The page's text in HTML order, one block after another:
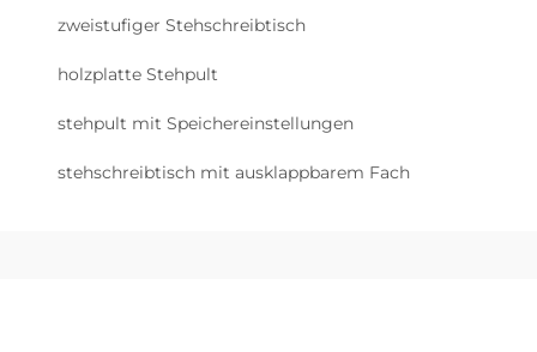
zweistufiger Stehschreibtisch
holzplatte Stehpult
stehpult mit Speichereinstellungen
stehschreibtisch mit ausklappbarem Fach